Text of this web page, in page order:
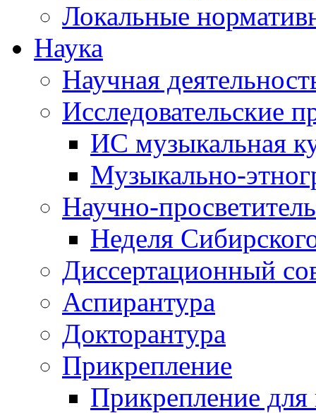
Локальные
Наука
Научная
Исследовательские
ИС музыкальная
Музыкально-
Научно-
Неделя
Диссертационный
Аспирантура
Докторантура
Прикрепление
Прикрепление для